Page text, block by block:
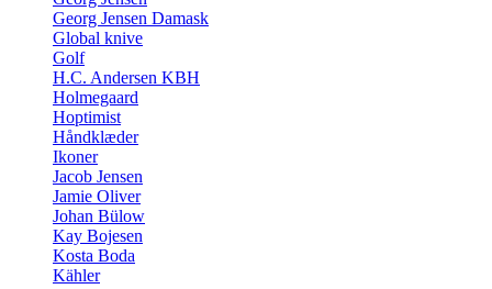
Georg Jensen Damask
Global knive
Golf
H.C. Andersen KBH
Holmegaard
Hoptimist
Håndklæder
Ikoner
Jacob Jensen
Jamie Oliver
Johan Bülow
Kay Bojesen
Kosta Boda
Kähler